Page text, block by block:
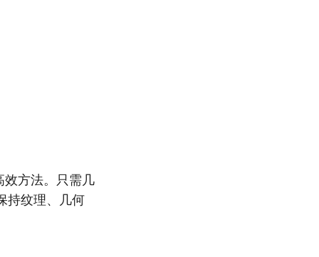
效方法。只需几
持纹理、几何